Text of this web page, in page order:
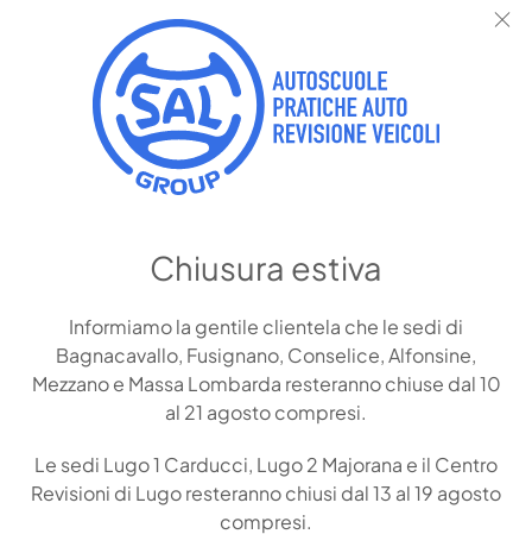
SAL LUGO 1, CENTRO – AGENZIA E AUTOSCUOLE
PRENOTA IL TUO
APPUNTAMENTO
Il nostro team risponderà nel
più breve tempo possibile!
Nome*
Chiusura estiva
Informiamo la gentile clientela che le sedi di
Bagnacavallo, Fusignano, Conselice, Alfonsine,
Mezzano e Massa Lombarda resteranno chiuse dal 10
al 21 agosto compresi.
Le sedi Lugo 1 Carducci, Lugo 2 Majorana e il Centro
Revisioni di Lugo resteranno chiusi dal 13 al 19 agosto
compresi.